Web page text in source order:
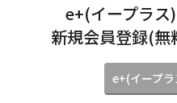
e+(イープラス
新規会員登録(無
e+(イープ